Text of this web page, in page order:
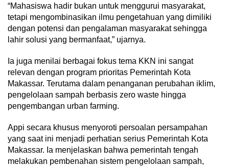
“Mahasiswa hadir bukan untuk menggurui masyarakat,
tetapi mengombinasikan ilmu pengetahuan yang dimiliki
dengan potensi dan pengalaman masyarakat sehingga
lahir solusi yang bermanfaat,” ujarnya.
Ia juga menilai berbagai fokus tema KKN ini sangat
relevan dengan program prioritas Pemerintah Kota
Makassar. Terutama dalam penanganan perubahan iklim,
pengelolaan sampah berbasis zero waste hingga
pengembangan urban farming.
Appi secara khusus menyoroti persoalan persampahan
yang saat ini menjadi perhatian serius Pemerintah Kota
Makassar. Ia menjelaskan bahwa pemerintah tengah
melakukan pembenahan sistem pengelolaan sampah,